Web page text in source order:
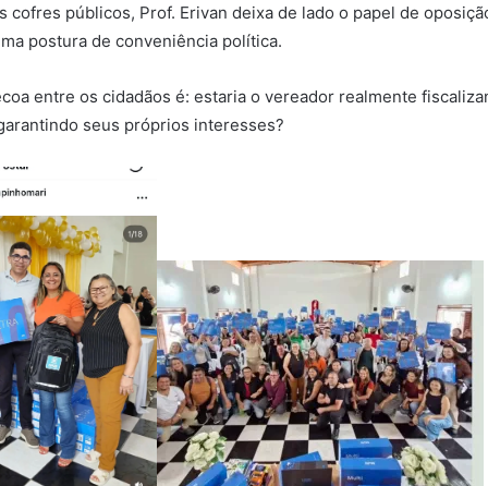
cofres públicos, Prof. Erivan deixa de lado o papel de
postura de conveniência política.
entre os cidadãos é: estaria o vereador realmente
seus próprios interesses?